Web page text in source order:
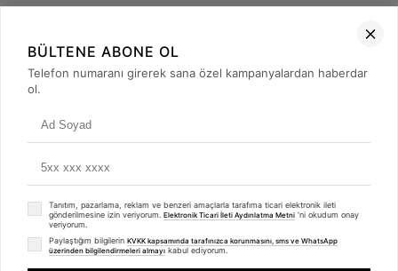
+90 (850) 473 08 08
© 2008 - 2026merterelektronik.com
BÜLTENE ABONE OL
Telefon numaranı girerek sana özel kampanyalardan haberdar
ol.
Tanıtım, pazarlama, reklam ve benzeri amaçlarla tarafıma ticari elektronik ileti
gönderilmesine izin veriyorum. Elektronik Ticari İleti Aydınlatma Metni 'ni okudum onay
veriyorum.
Paylaştığım bilgilerin KVKK kapsamında tarafınızca korunmasını, sms ve WhatsApp
üzerinden bilgilendirmeleri almayı kabul ediyorum.